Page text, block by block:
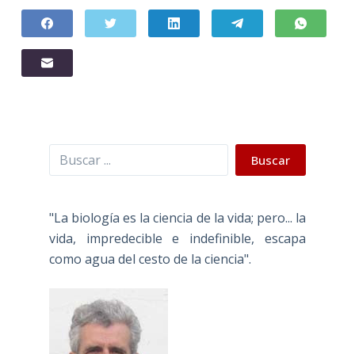
Buscar Buscar
"La biología es la ciencia de la vida; pero... la
vida, impredecible e indefinible, escapa
como agua del cesto de la ciencia".